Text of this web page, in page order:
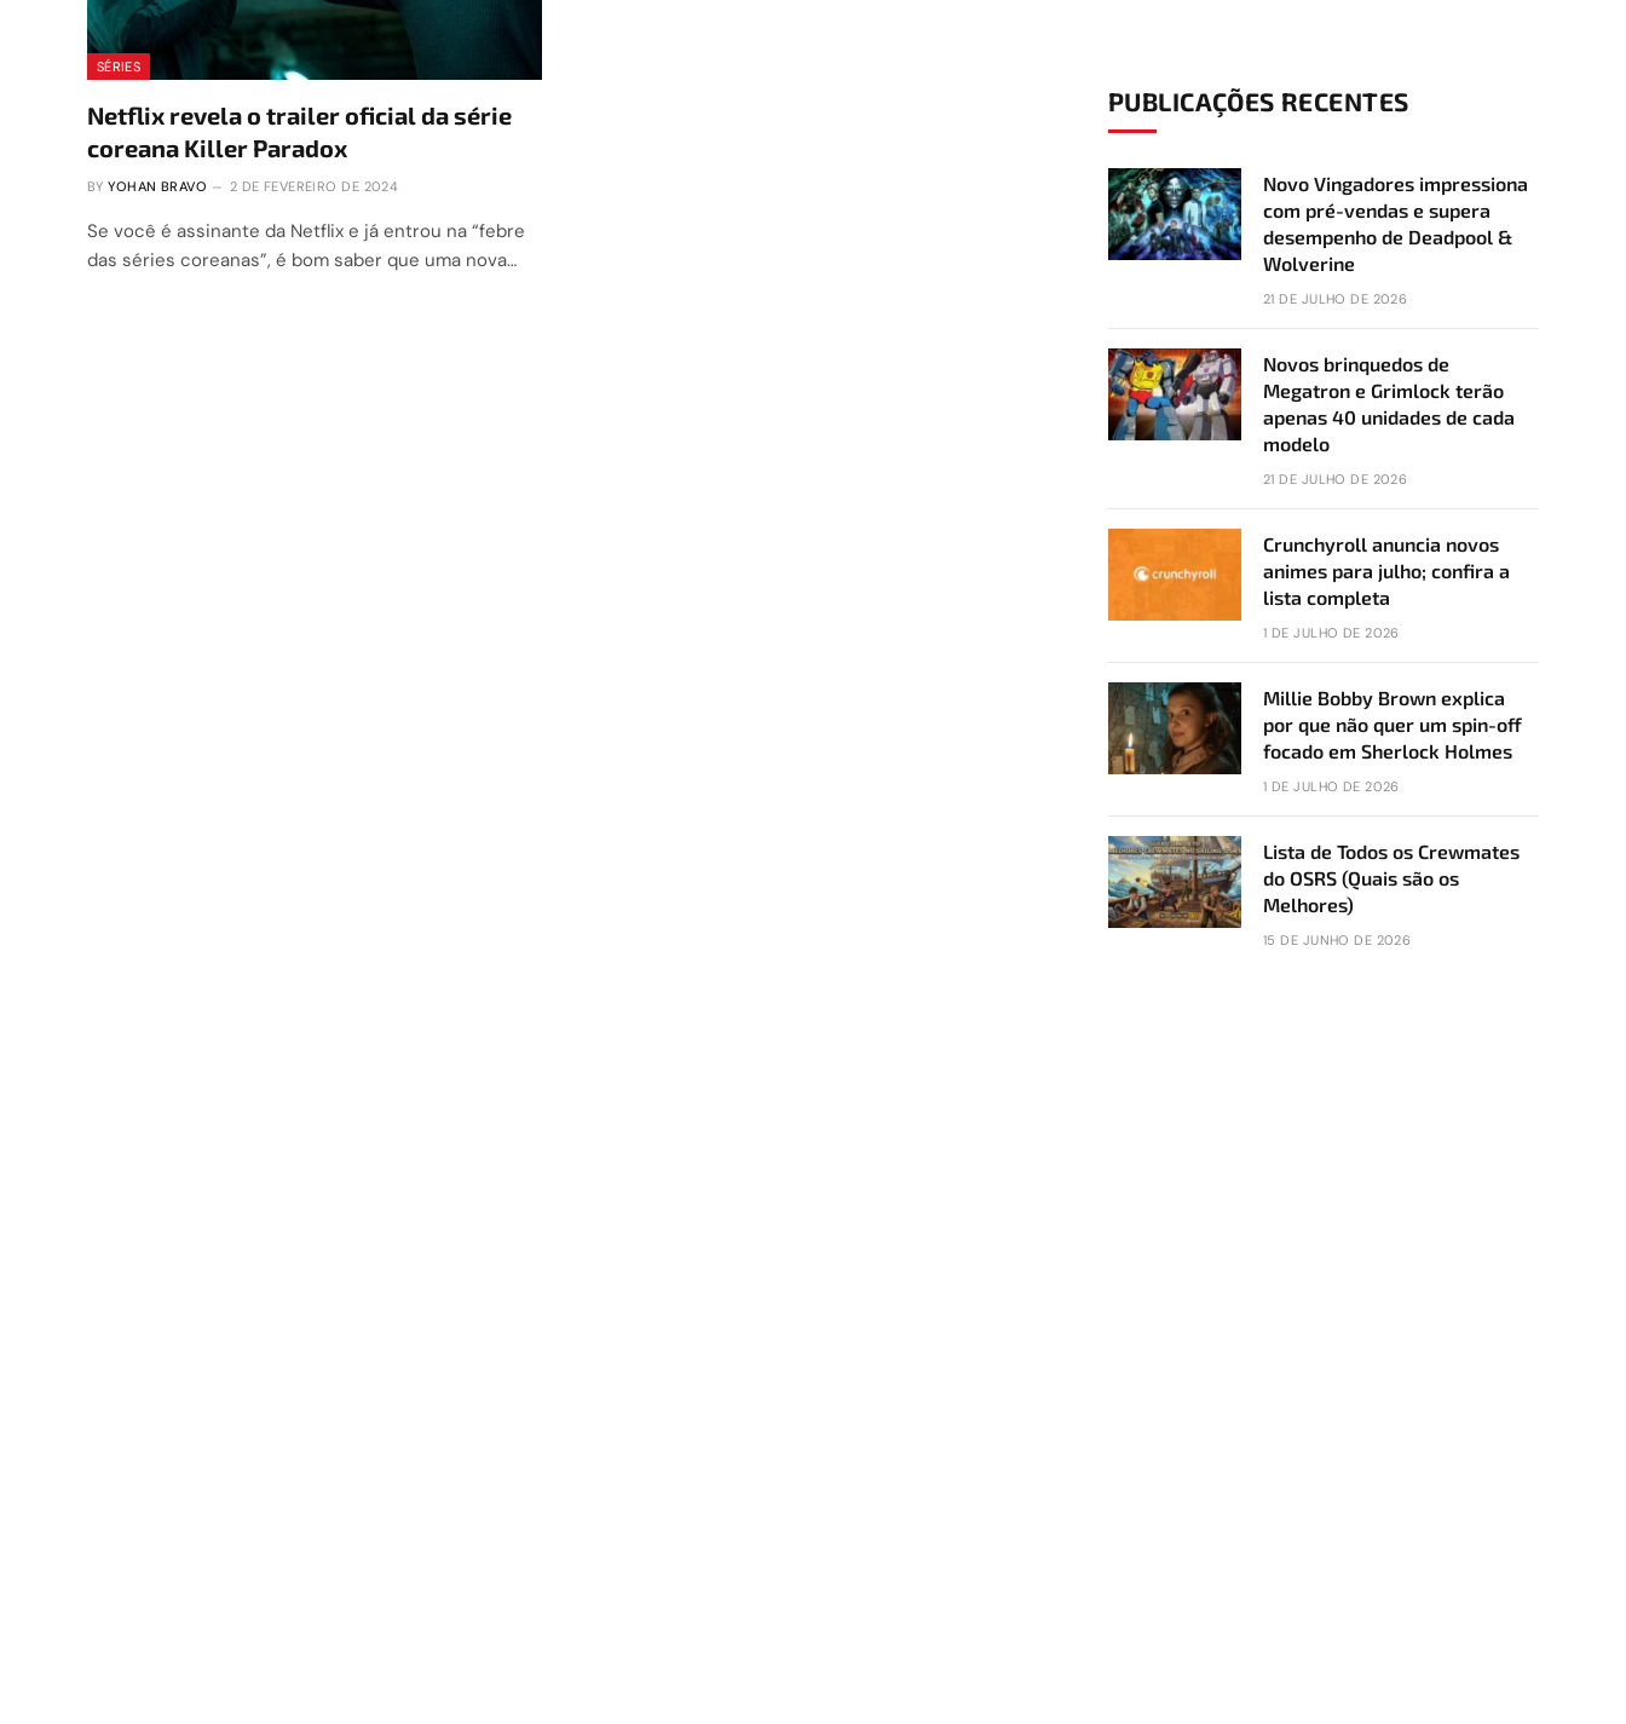
SÉRIES
Netflix revela o trailer oficial da série
coreana Killer Paradox
BY YOHAN BRAVO 2 DE FEVEREIRO DE 2024
Se você é assinante da Netflix e já entrou na “febre
das séries coreanas”, é bom saber que uma nova…
PUBLICAÇÕES RECENTES
Novo Vingadores impressiona
com pré-vendas e supera
desempenho de Deadpool &
Wolverine
21 DE JULHO DE 2026
Novos brinquedos de
Megatron e Grimlock terão
apenas 40 unidades de cada
modelo
21 DE JULHO DE 2026
Crunchyroll anuncia novos
animes para julho; confira a
lista completa
1 DE JULHO DE 2026
Millie Bobby Brown explica
por que não quer um spin-off
focado em Sherlock Holmes
1 DE JULHO DE 2026
Lista de Todos os Crewmates
do OSRS (Quais são os
Melhores)
15 DE JUNHO DE 2026